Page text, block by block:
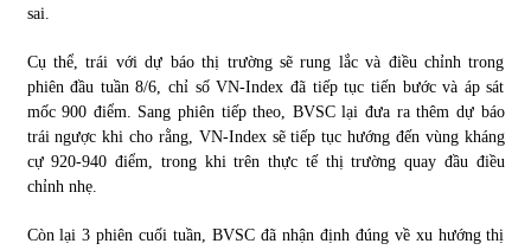
sai.
Cụ thể, trái với dự báo thị trường sẽ rung lắc và điều chỉnh trong
phiên đầu tuần 8/6, chỉ số VN-Index đã tiếp tục tiến bước và áp sát
mốc 900 điểm. Sang phiên tiếp theo, BVSC lại đưa ra thêm dự báo
trái ngược khi cho rằng, VN-Index sẽ tiếp tục hướng đến vùng kháng
cự 920-940 điểm, trong khi trên thực tế thị trường quay đầu điều
chỉnh nhẹ.
Còn lại 3 phiên cuối tuần, BVSC đã nhận định đúng về xu hướng thị